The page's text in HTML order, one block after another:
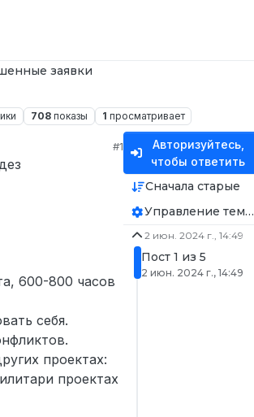
заявки
708 показы 1 просматривает
#1
600-800 часов
себя.
проектах:
проектах
Авторизуйтесь,
чтобы ответить
Сначала старые
Управление темой
2 июн. 2024 г., 14:49
Пост 1 из 5
2 июн. 2024 г., 14:49